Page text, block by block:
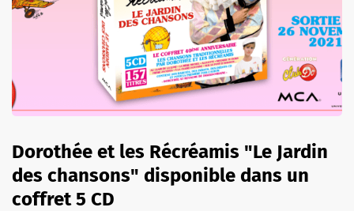
Dorothée et les Récréamis "Le Jardin
des chansons" disponible dans un
coffret 5 CD